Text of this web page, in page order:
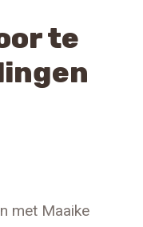
te
met Maaike